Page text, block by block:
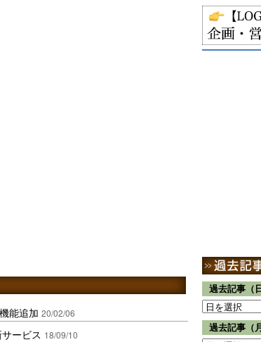
能追加 20/02/06
ービス 18/09/10
過去記事（
過去記事（